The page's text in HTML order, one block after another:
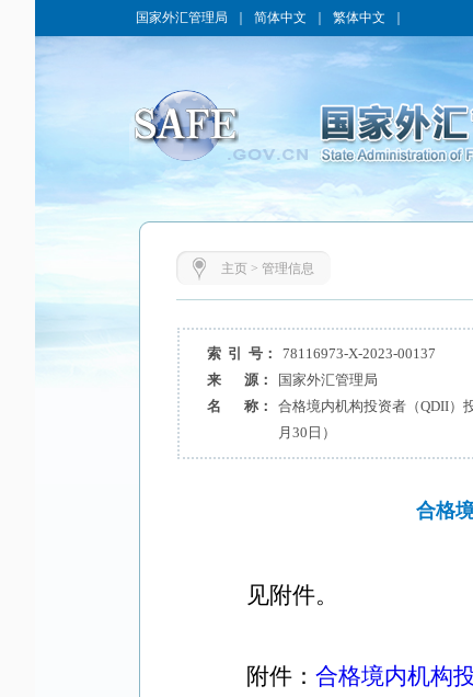
国家外汇管理局 简体中文 繁体中文
主页> 管理信息
索 引 号： 78116973-X-2023-00137
来 源：
国家外汇管理局
名 称：
合格境内机构投资者（QDII）
月30日）
合格
见附件。
附件：合格境内机构